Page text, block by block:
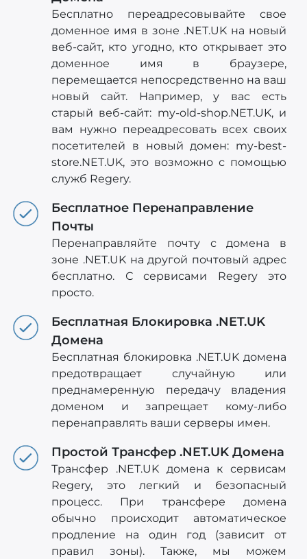
Бесплатно переадресовывайте свое
доменное имя в зоне .NET.UK на новый
веб-сайт, кто угодно, кто открывает это
доменное имя в браузере,
перемещается непосредственно на ваш
новый сайт. Например, у вас есть
старый веб-сайт: my-old-shop.NET.UK, и
вам нужно переадресовать всех своих
посетителей в новый домен: my-best-
store.NET.UK, это возможно с помощью
служб Regery.
Бесплатное Перенаправление
Почты
Перенаправляйте почту с домена в
зоне .NET.UK на другой почтовый адрес
бесплатно. С сервисами Regery это
просто.
Бесплатная Блокировка .NET.UK
Домена
Бесплатная блокировка .NET.UK домена
предотвращает случайную или
преднамеренную передачу владения
доменом и запрещает кому-либо
перенаправлять ваши серверы имен.
Простой Трансфер .NET.UK Домена
Трансфер .NET.UK домена к сервисам
Regery, это легкий и безопасный
процесс. При трансфере домена
обычно происходит автоматическое
продление на один год (зависит от
правил зоны). Также, мы можем